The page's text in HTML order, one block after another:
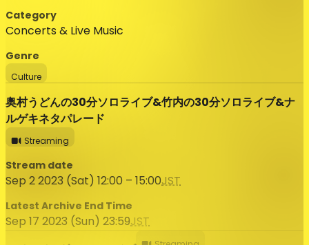
Category
Concerts & Live Music
Genre
Culture
奥村うどんの30分ソロライブ&竹内の30分ソロライブ&ナ
ルゲキネタパレード
Streaming
Stream date
Sep 2 2023 (Sat) 12:00 – 15:00JST
Latest Archive End Time
Sep 17 2023 (Sun) 23:59JST